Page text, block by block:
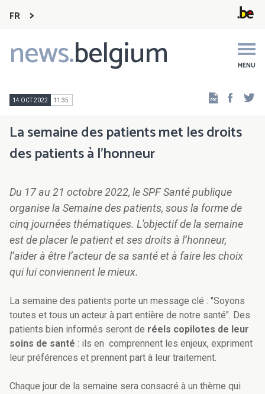
FR
news.belgium MENU
Main
navigation
14 OCT 2022 11:35
La semaine des patients met les droits
des patients à l'honneur
Du 17 au 21 octobre 2022, le SPF Santé publique
organise la Semaine des patients, sous la forme de
cinq journées thématiques. L'objectif de la semaine
est de placer le patient et ses droits à l’honneur,
l’aider à être l’acteur de sa santé et à faire les choix
qui lui conviennent le mieux.
La semaine des patients porte un message clé : "Soyons
toutes et tous un acteur à part entière de notre santé". Des
patients bien informés seront de réels copilotes de leur
soins de santé : ils en comprennent les enjeux, expriment
leur préférences et prennent part à leur traitement.
Chaque jour de la semaine sera consacré à un thème qui